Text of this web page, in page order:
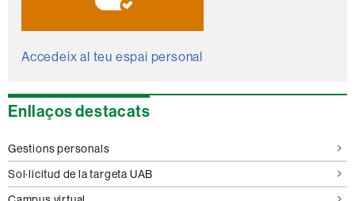
Accedeix al teu espai personal
Enllaços destacats
Gestions personals
Sol·licitud de la targeta UAB